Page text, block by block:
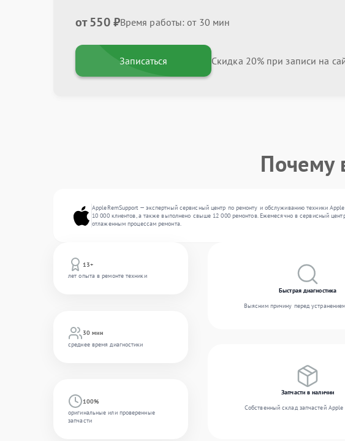
от 550 ₽Время работы: от 30 мин
Записаться Скидка 20% при записи на
Почему
AppleRemSupport — экспертный сервисный центр по ремонту и обслуживанию техники
10 000 клиентов, а также выполнено свыше 12 000 ремонтов. Ежемесячно в сервисный
отлаженным процессам ремонта.
13+
лет опыта в ремонте техники
30 мин
среднее время диагностики
100%
оригинальные или проверенные
запчасти
Быстрая диагностика
Выясним причину перед
Запчасти в наличии
Собственный склад запчастей